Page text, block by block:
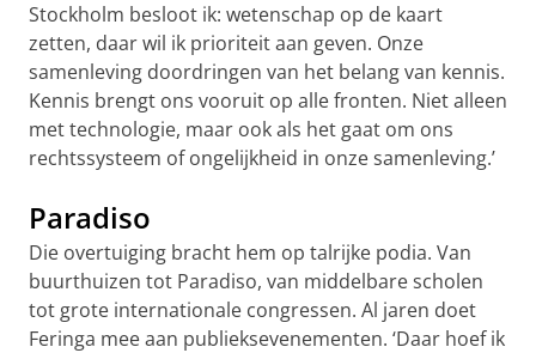
Stockholm besloot ik: wetenschap op de kaart
zetten, daar wil ik prioriteit aan geven. Onze
samenleving doordringen van het belang van kennis.
Kennis brengt ons vooruit op alle fronten. Niet alleen
met technologie, maar ook als het gaat om ons
rechtssysteem of ongelijkheid in onze samenleving.’
Paradiso
Die overtuiging bracht hem op talrijke podia. Van
buurthuizen tot Paradiso, van middelbare scholen
tot grote internationale congressen. Al jaren doet
Feringa mee aan publieksevenementen. ‘Daar hoef ik